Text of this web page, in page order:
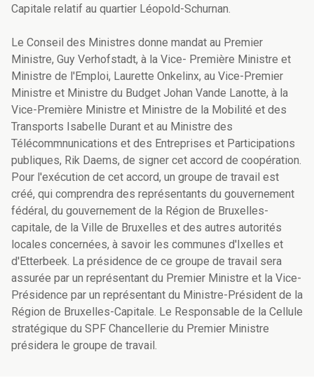
Capitale relatif au quartier Léopold-Schurnan.
Le Conseil des Ministres donne mandat au Premier
Ministre, Guy Verhofstadt, à la Vice- Première Ministre et
Ministre de l'Emploi, Laurette Onkelinx, au Vice-Premier
Ministre et Ministre du Budget Johan Vande Lanotte, à la
Vice-Première Ministre et Ministre de la Mobilité et des
Transports Isabelle Durant et au Ministre des
Télécommnunications et des Entreprises et Participations
publiques, Rik Daems, de signer cet accord de coopération.
Pour l'exécution de cet accord, un groupe de travail est
créé, qui comprendra des représentants du gouvernement
fédéral, du gouvernement de la Région de Bruxelles-
capitale, de la Ville de Bruxelles et des autres autorités
locales concernées, à savoir les communes d'Ixelles et
d'Etterbeek. La présidence de ce groupe de travail sera
assurée par un représentant du Premier Ministre et la Vice-
Présidence par un représentant du Ministre-Président de la
Région de Bruxelles-Capitale. Le Responsable de la Cellule
stratégique du SPF Chancellerie du Premier Ministre
présidera le groupe de travail.